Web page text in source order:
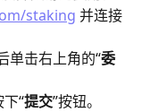
staking 并连接
单击右上角的“委
“提交”按钮。